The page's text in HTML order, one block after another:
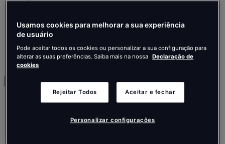
Deutsch
Español
Italiano
Português
Polski
English
Usamos cookies para melhorar a sua experiência
de usuário
Pode aceitar todos os cookies ou personalizar a sua configuração para
alterar as suas preferências. Saiba mais na nossa Declaração de
cookies
Rejeitar Todos Aceitar e fechar
Personalizar configurações